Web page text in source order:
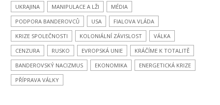
UKRAJINA
MANIPULACE A LŽI
MÉDIA
PODPORA BANDEROVCŮ
USA
FIALOVA VLÁDA
KRIZE SPOLEČNOSTI
KOLONIÁLNÍ ZÁVISLOST
VÁLKA
CENZURA
RUSKO EVROPSKÁ UNIE
KRÁČÍME K TOTALITĚ
BANDEROVSKÝ NACIZMUS
EKONOMIKA
ENERGETICKÁ KRIZE
PŘÍPRAVA VÁLKY